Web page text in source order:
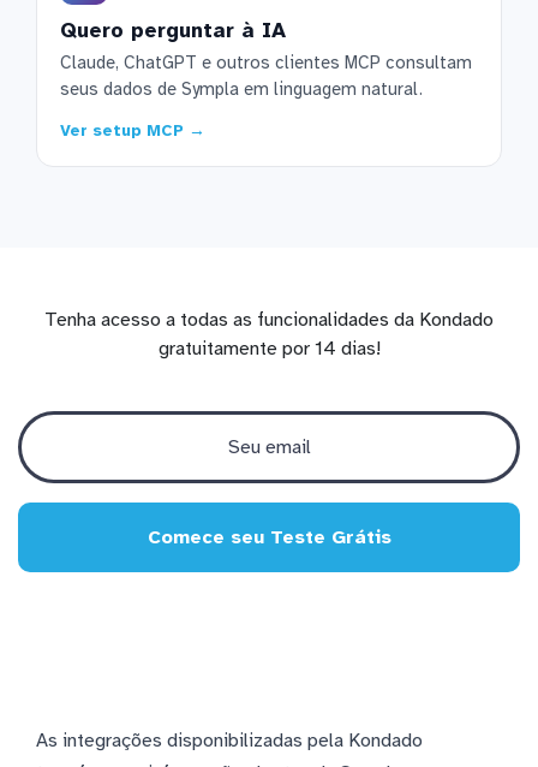
Quero perguntar à IA
Claude, ChatGPT e outros clientes MCP consultam
seus dados de Sympla em linguagem natural.
Ver setup MCP →
Tenha acesso a todas as funcionalidades da Kondado
gratuitamente por 14 dias!
Comece seu Teste Grátis
As integrações disponibilizadas pela Kondado